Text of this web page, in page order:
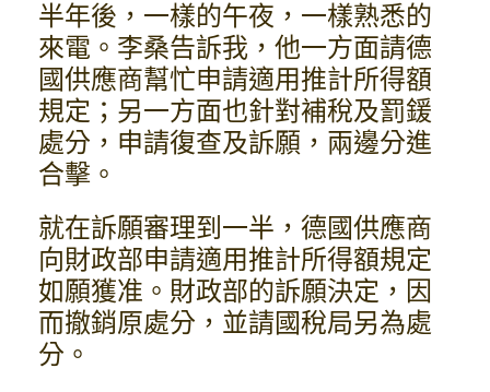
半年後，一樣的午夜，一樣熟悉的
來電。李桑告訴我，他一方面請德
國供應商幫忙申請適用推計所得額
規定；另一方面也針對補稅及罰鍰
處分，申請復查及訴願，兩邊分進
合擊。
就在訴願審理到一半，德國供應商
向財政部申請適用推計所得額規定
如願獲准。財政部的訴願決定，因
而撤銷原處分，並請國稅局另為處
分。